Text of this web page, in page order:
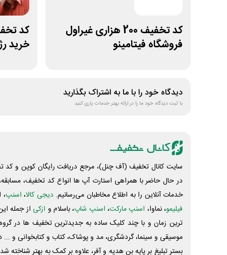
کد تخفیف 200 هزاری غیراول
فروشگاه فیتامینو
خرید
دیدگاه خود را با ما به اشتراک بگذارید
با ثبت دیدگاه خود ما را در ارائه بهتر خدمات یاری کنید
سایت کانال تخفیف (آف چنل)، مرجع دریافت رایگان کوپن و کد
در حال حاضر با همراهی استارت آپ ها انواع کد تخفیف،
خدمات آنلاین را به اطلاع مخاطبان می‌رسانیم. دیجی کالا، اسنپ،
فیلیمو، نماوا، اسنپ مارکت، اسنپ شاپ، باسلام و ازکی از جمله
ترین زمان و با چند کلیک ساده به جدیدترین تخفیف ها در گروه
موسیقی و سینما، گردشگری، مد و پوشاک، کتاب و کتابخوانی و ...
بستر تبلیغ بر پایه بن هدیه و آفر، علاوه بر کمک به بهتر